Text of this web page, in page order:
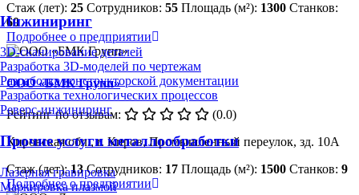
Инжиниринг
3D-сканирование деталей
Разработка 3D-моделей по чертежам
Разработка конструкторской документации
Разработка технологических процессов
Реверс-инжиниринг
Прочие услуги металлообработки
Лазерная гравировка
Маркировка плазмой
Стаж (лет): 25 Сотрудников: 55 Площадь (м²): 1300 Станков:
60
Подробнее о предприятии
ООО «БМК Групп»
Рейтинг по отзывам:
(0.0)
Кировская обл., г. Киров, Промышленный переулок, зд. 10А
Стаж (лет):13 Сотрудников: 17 Площадь (м²): 1500 Станков: 9
Подробнее о предприятии